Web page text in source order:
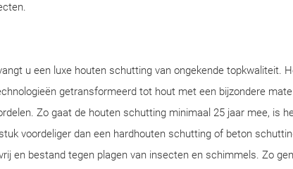
u een luxe houten schutting van ongekende topkwaliteit.
getransformeerd tot hout met een bijzondere
Zo gaat de houten schutting minimaal 25 jaar mee, is
voordeliger dan een hardhouten schutting of beton
en bestand tegen plagen van insecten en schimmels. Zo